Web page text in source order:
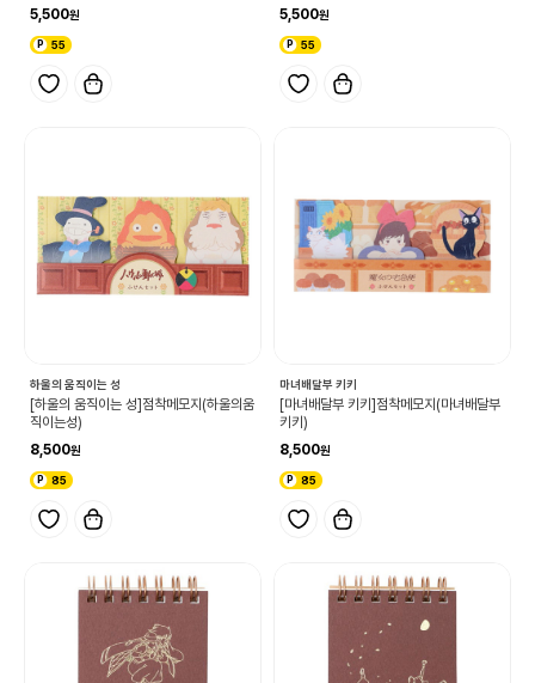
5,500
55
5,500
55
하울의 움직이는 성
[하울의 움직이는 성]점착메모지(하울의움
직이는성)
8,500
85
마녀배달부 키키
[마녀배달부 키키]점착메모지(마녀배달부
키키)
8,500
85